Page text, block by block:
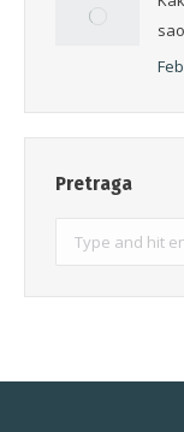
Pretraga
Search: